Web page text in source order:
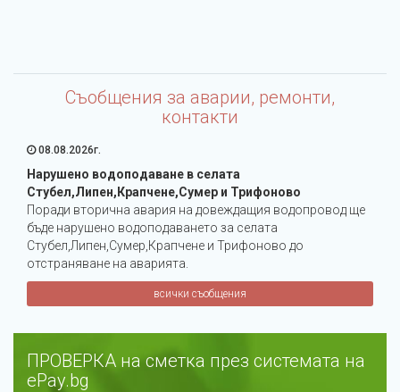
Съобщения за аварии, ремонти,
контакти
08.08.2026г.
Нарушено водоподаване в селата
Стубел,Липен,Крапчене,Сумер и Трифоново
Поради вторична авария на довеждащия водопровод ще
бъде нарушено водоподаването за селата
Стубел,Липен,Сумер,Крапчене и Трифоново до
отстраняване на аварията.
всички съобщения
ПРОВЕРКА на сметка през системата на
еPay.bg